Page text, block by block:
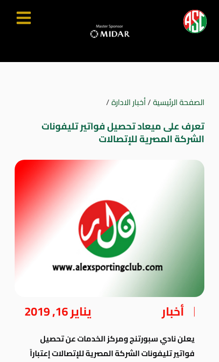
الصفحة الرئيسية/أخبار الادارة/
تعرف على ميعاد تحصيل فواتير تليفونات
الشركة المصرية للإتصالات
أخبار يناير 16, 2019
يعلن نادي سبورتنج ومركز الخدمات عن تحصيل
فواتير تليفونات الشركة المصرية للإتصالات إعتباراً